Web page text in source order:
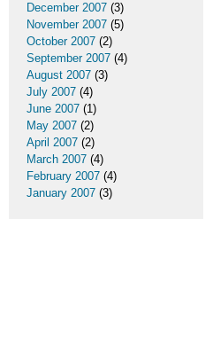
December 2007 (3)
November 2007 (5)
October 2007 (2)
September 2007 (4)
August 2007 (3)
July 2007 (4)
June 2007 (1)
May 2007 (2)
April 2007 (2)
March 2007 (4)
February 2007 (4)
January 2007 (3)